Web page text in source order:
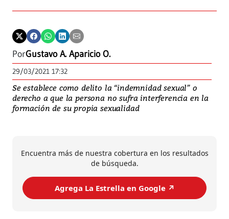
PorGustavo A. Aparicio O.
29/03/2021 17:32
Se establece como delito la “indemnidad sexual” o
derecho a que la persona no sufra interferencia en la
formación de su propia sexualidad
Encuentra más de nuestra cobertura en los resultados
de búsqueda.
Agrega La Estrella en Google ↗️